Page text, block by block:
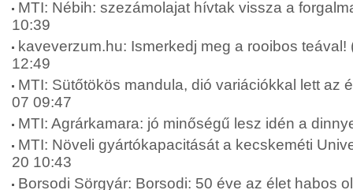
MTI: Nébih: szezámolajat hívtak vissza a
10:39
kaveverzum.hu: Ismerkedj meg a rooibos teával!
12:49
MTI: Sütőtökös mandula, dió variációkkal lett az
07 09:47
MTI: Agrárkamara: jó minőségű lesz idén a
MTI: Növeli gyártókapacitását a kecskeméti
20 10:43
Borsodi Sörgyár: Borsodi: 50 éve az élet habos